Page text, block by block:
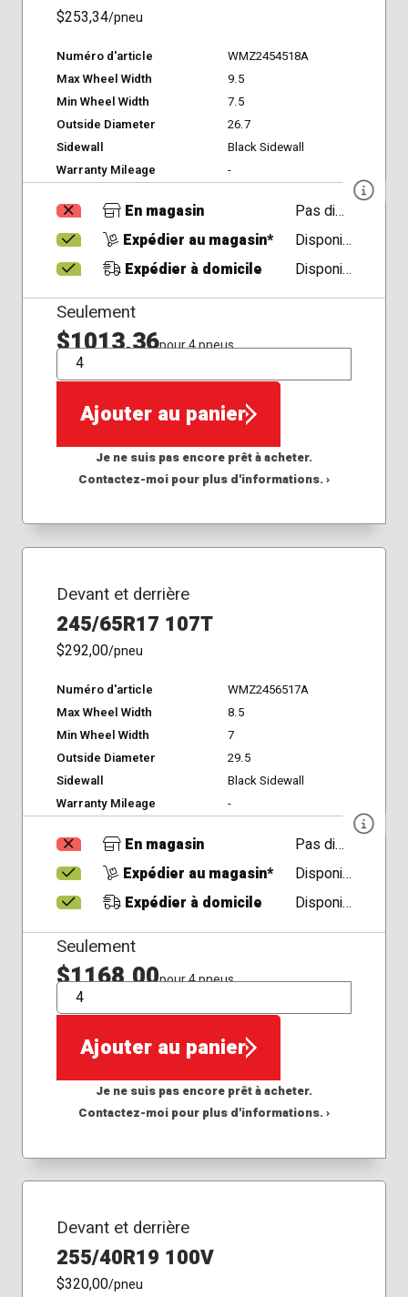
$253,34/pneu
Numéro d'article
WMZ2454518A
Max Wheel Width
9.5
Min Wheel Width
7.5
Outside Diameter
26.7
Sidewall
Black Sidewall
Warranty Mileage
-
En magasin
Pas disponible
Expédier au magasin*
Disponible
Expédier à domicile
Disponible
Seulement
$1013,36pour 4 pneus
QTÉ
Ajouter au panier
Je ne suis pas encore prêt à acheter.
Contactez-moi pour plus d'informations. ›
Devant et derrière
245/65R17 107T
$292,00/pneu
Numéro d'article
WMZ2456517A
Max Wheel Width
8.5
Min Wheel Width
7
Outside Diameter
29.5
Sidewall
Black Sidewall
Warranty Mileage
-
En magasin
Pas disponible
Expédier au magasin*
Disponible
Expédier à domicile
Disponible
Seulement
$1168,00pour 4 pneus
QTÉ
Ajouter au panier
Je ne suis pas encore prêt à acheter.
Contactez-moi pour plus d'informations. ›
Devant et derrière
255/40R19 100V
$320,00/pneu